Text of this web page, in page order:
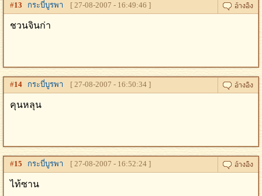
#13 กระบี่บูรพา [ 27-08-2007 - 16:49:46 ]
ชวนจินก่า
#14 กระบี่บูรพา [ 27-08-2007 - 16:50:34 ]
คุนหลุน
#15 กระบี่บูรพา [ 27-08-2007 - 16:52:24 ]
ไท้ซาน